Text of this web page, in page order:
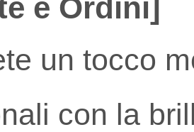
e Ordini]
un tocco
con la